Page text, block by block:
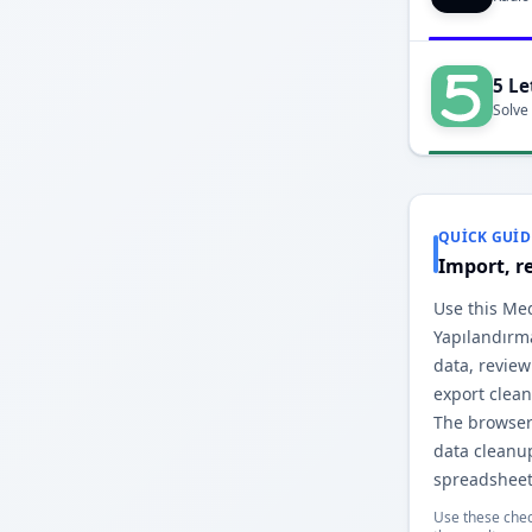
5
QUICK
Import,
Use this
data,
export
The
data
Use these